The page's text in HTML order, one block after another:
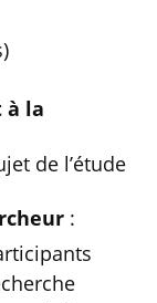
à la
de l’étude
: